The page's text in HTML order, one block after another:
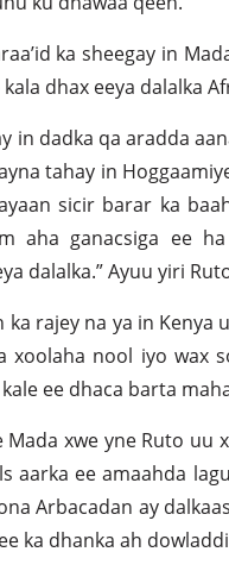
ka sheegay in
dhax eeya dalalka
in dadka qa aradda
tahay in
sicir barar ka
aha ganacsiga ee
dalalka.” Ayuu yiri
ka rajey na ya in
xoolaha nool iyo wax
ee dhaca barta
xwe yne Ruto uu
aarka ee amaahda
Arbacadan ay
ka dhanka ah